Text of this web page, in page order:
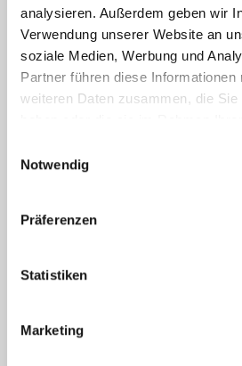
analysieren. Außerdem geben wir
Verwendung unserer Website an
soziale Medien, Werbung und
Partner führen diese
weiteren Daten zusammen, die Sie
Notwendig
Präferenzen
Statistiken
Marketing
info@passeiertal.it
www.passeiertal.it
MEHR LESEN